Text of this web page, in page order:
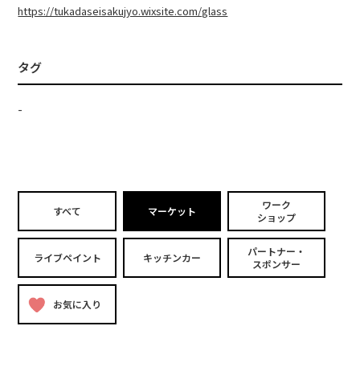
https://tukadaseisakujyo.wixsite.com/glass
タグ
-
すべて マーケット
ワーク
ショップ
ライブペイント キッチンカー
パートナー・
スポンサー
お気に入り